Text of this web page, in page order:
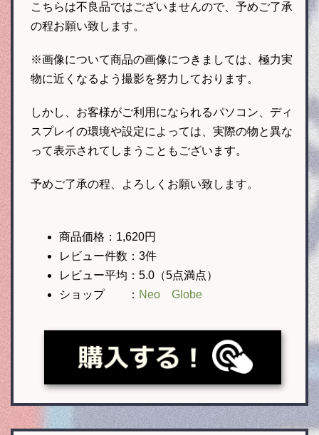
こちらは不良品ではございませんので、予めご了承
の程お願い致します。
※画像について商品の画像につきましては、極力実
物に近くなるよう撮影を努力しております。
しかし、お客様がご利用になられるパソコン、ディ
スプレイの環境や設定によっては、実際の物と異な
って表示されてしまうこともございます。
予めご了承の程、よろしくお願い致します。
商品価格：1,620円
レビュー件数：3件
レビュー平均：5.0（5点満点）
ショップ ： Neo Globe